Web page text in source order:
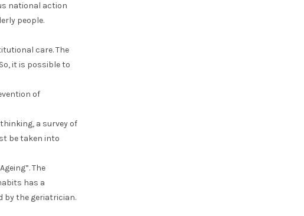
national action
people.
care. The
it is possible to
of
a survey of
be taken into
The
has a
by the geriatrician.